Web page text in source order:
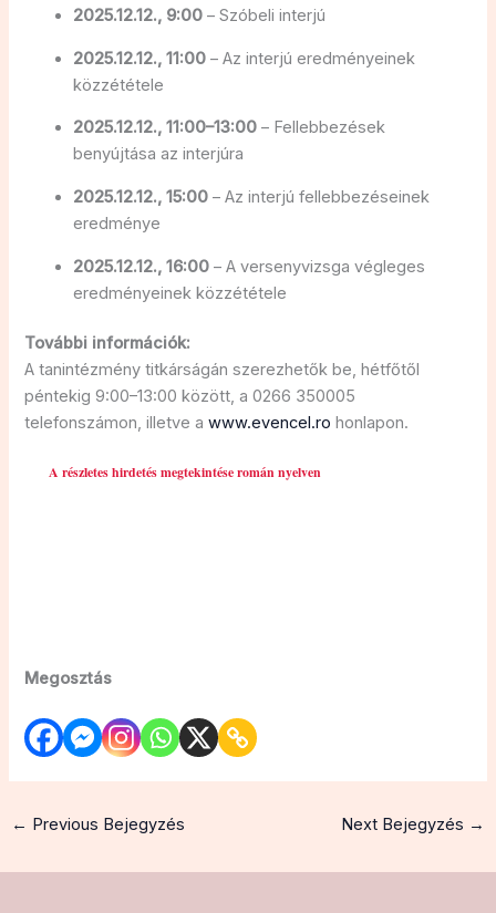
2025.12.12., 9:00 – Szóbeli interjú
2025.12.12., 11:00 – Az interjú eredményeinek
közzététele
2025.12.12., 11:00–13:00 – Fellebbezések
benyújtása az interjúra
2025.12.12., 15:00 – Az interjú fellebbezéseinek
eredménye
2025.12.12., 16:00 – A versenyvizsga végleges
eredményeinek közzététele
További információk:
A tanintézmény titkárságán szerezhetők be, hétfőtől
péntekig 9:00–13:00 között, a 0266 350005
telefonszámon, illetve awww.evencel.ro honlapon.
A részletes hirdetés megtekintése román nyelven
Megosztás
← Previous Bejegyzés Next Bejegyzés →